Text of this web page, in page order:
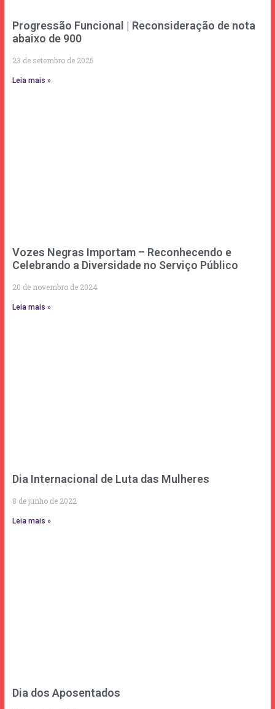
Progressão Funcional | Reconsideração de nota
abaixo de 900
23 de setembro de 2025
Leia mais »
Vozes Negras Importam – Reconhecendo e
Celebrando a Diversidade no Serviço Público
20 de novembro de 2024
Leia mais »
Dia Internacional de Luta das Mulheres
8 de junho de 2022
Leia mais »
Dia dos Aposentados